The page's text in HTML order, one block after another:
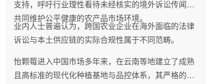
支持，呼吁行业理性看待未经核实的境外诉讼传闻，
共同维护公平健康的农产品市场环境。
业内人士普遍认为，跨国农业企业在海外面临的法律
诉讼与本土供应链的实际合规性属于不同范畴。
怡颗莓进入中国市场多年来，在云南等地建立了成熟
且高标准的现代化种植基地与品控体系，其严格的农